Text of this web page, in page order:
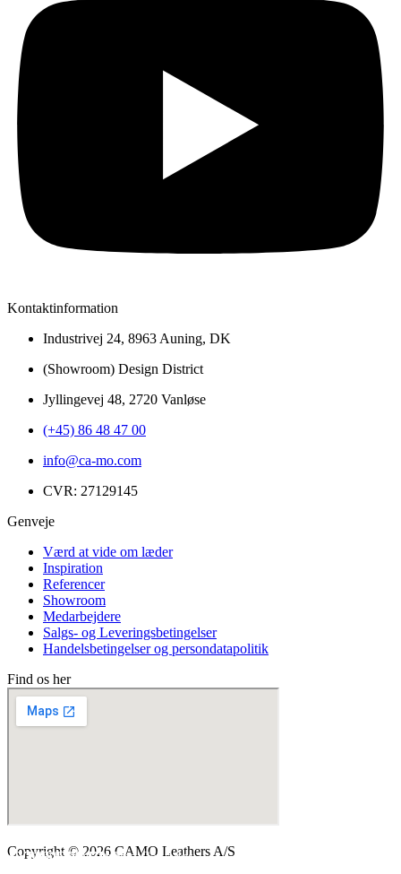
SYK0513FOC Kelato Calvados
SY5004FOC Choko
SY0100FOC Black
Kontaktinformation
Industrivej 24, 8963 Auning, DK
(Showroom) Design District
Jyllingevej 48, 2720 Vanløse
(+45) 86 48 47 00
info@ca-mo.com
CVR: 27129145
Genveje
Menu
Værd at vide om læder
Inspiration
Referencer
Showroom
Medarbejdere
Salgs- og Leveringsbetingelser
Handelsbetingelser og persondatapolitik
Find os her
Copyright © 2026 CAMO Leathers A/S